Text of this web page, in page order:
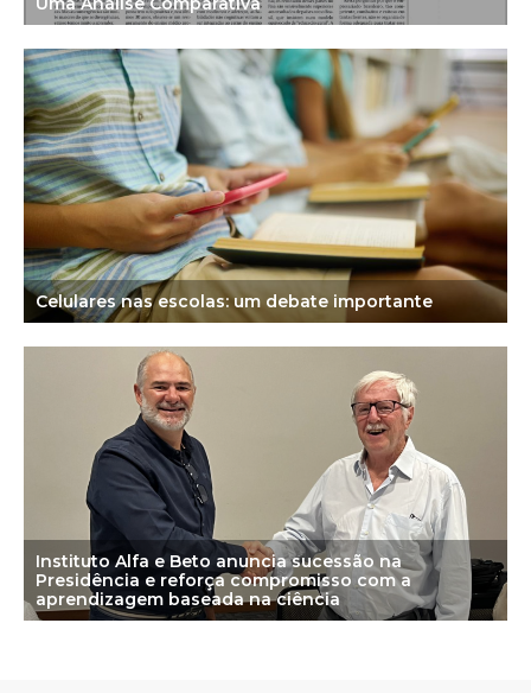
Celulares nas escolas: um debate importante
Instituto Alfa e Beto anuncia sucessão na
Presidência e reforça compromisso com a
aprendizagem baseada na ciência